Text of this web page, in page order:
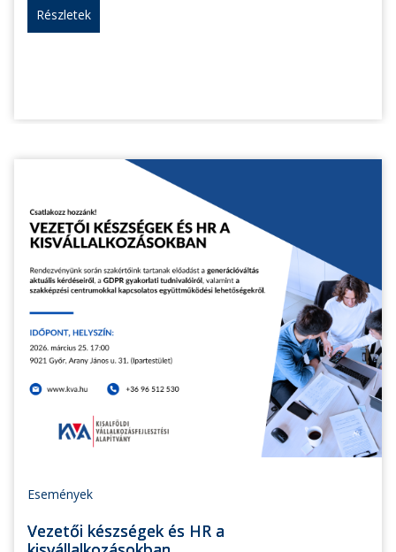
Részletek
Események
Vezetői készségek és HR a